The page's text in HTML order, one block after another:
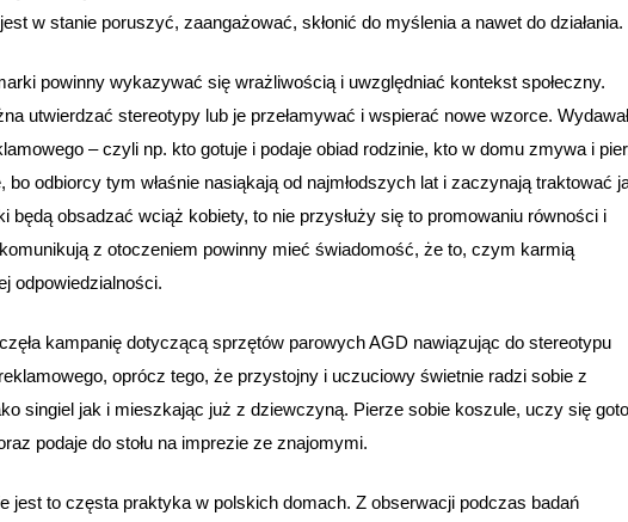
w stanie poruszyć, zaangażować, skłonić do myślenia a nawet do działania.
powinny wykazywać się wrażliwością i uwzględniać kontekst społeczny.
utwierdzać stereotypy lub je przełamywać i wspierać nowe wzorce.
– czyli np. kto gotuje i podaje obiad rodzinie, kto w domu zmywa i
bo odbiorcy tym właśnie nasiąkają od najmłodszych lat i zaczynają traktować
będą obsadzać wciąż kobiety, to nie przysłuży się to promowaniu równości i
z otoczeniem powinny mieć świadomość, że to, czym karmią
odpowiedzialności.
kampanię dotyczącą sprzętów parowych AGD nawiązując do stereotypu
oprócz tego, że przystojny i uczuciowy świetnie radzi sobie z
singiel jak i mieszkając już z dziewczyną. Pierze sobie koszule, uczy się
podaje do stołu na imprezie ze znajomymi.
jest to częsta praktyka w polskich domach. Z obserwacji podczas badań